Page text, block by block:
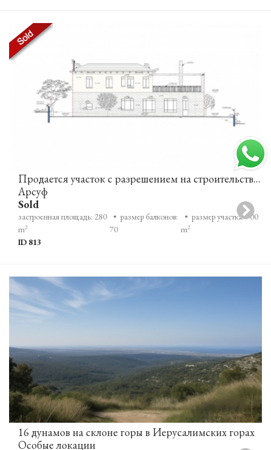
Продается участок с разрешением на строительство в Арсуфе
Арсуф
Sold
застроенная площадь: 280
m2
• размер балконов:
70
• размер участка: 700
m2
ID 813
16 дунамов на склоне горы в Иерусалимских горах
Особые локации